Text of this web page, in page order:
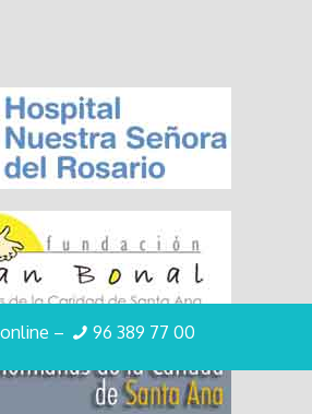
– 96 389 77 00